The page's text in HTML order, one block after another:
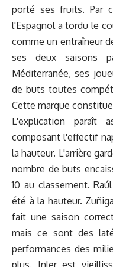
porté ses fruits. Par
l'Espagnol a tordu le
comme un entraîneur
ses deux saisons
Méditerranée, ses
de buts toutes
Cette marque
L'explication paraît
composant l'effectif
la hauteur. L'arrière
nombre de buts
10 au classement.
été à la hauteur.
fait une saison
mais ce sont des
performances des
plus. Inler est